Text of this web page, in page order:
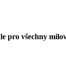
pro všechny